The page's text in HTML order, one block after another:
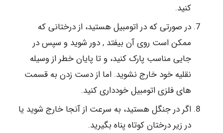
کنید.
در صورتی که در اتومبیل هستید، از درختانی که
ممکن است روی آن بیفتد , دور شوید و سپس در
جایی مناسب پارک کنید، و تا پایان خطر از وسیله
نقلیه خود خارج نشوید. اما از دست زدن به قسمت
های فلزی اتومبیل خودداری کنید.
اگر در جنگل هستید، به سرعت از آنجا خارج شوید یا
در زیر درختان کوتاه پناه بگیرید.